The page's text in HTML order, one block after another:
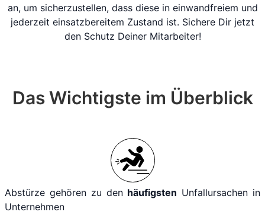
an, um sicherzustellen, dass diese in einwandfreiem und
jederzeit einsatzbereitem Zustand ist. Sichere Dir jetzt
den Schutz Deiner Mitarbeiter!
Das Wichtigste im Überblick
Abstürze gehören zu den häufigsten Unfallursachen in
Unternehmen